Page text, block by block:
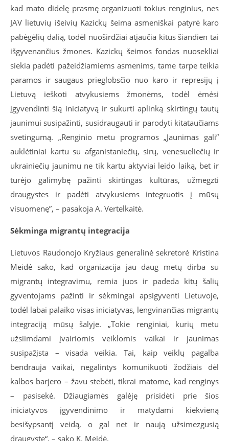
kad mato didelę prasmę organizuoti tokius renginius, nes
JAV lietuvių išeivių Kazickų šeima asmeniškai patyrė karo
pabėgėlių dalią, todėl nuoširdžiai atjaučia kitus šiandien tai
išgyvenančius žmones. Kazickų šeimos fondas nuosekliai
siekia padėti pažeidžiamiems asmenims, tame tarpe teikia
paramos ir saugaus prieglobsčio nuo karo ir represijų į
Lietuvą ieškoti atvykusiems žmonėms, todėl ėmėsi
įgyvendinti šią iniciatyvą ir sukurti aplinką skirtingų tautų
jaunimui susipažinti, susidraugauti ir parodyti kitataučiams
svetingumą. „Renginio metu programos „Jaunimas gali”
auklėtiniai kartu su afganistaniečių, sirų, venesueliečių ir
ukrainiečių jaunimu ne tik kartu aktyviai leido laiką, bet ir
turėjo galimybę pažinti skirtingas kultūras, užmegzti
draugystes ir padėti atvykusiems integruotis į mūsų
visuomenę”, – pasakoja A. Vertelkaitė.
Sėkminga migrantų integracija
Lietuvos Raudonojo Kryžiaus generalinė sekretorė Kristina
Meidė sako, kad organizacija jau daug metų dirba su
migrantų integravimu, remia juos ir padeda kitų šalių
gyventojams pažinti ir sėkmingai apsigyventi Lietuvoje,
todėl labai palaiko visas iniciatyvas, lengvinančias migrantų
integraciją mūsų šalyje. „Tokie renginiai, kurių metu
užsiimdami įvairiomis veiklomis vaikai ir jaunimas
susipažįsta – visada veikia. Tai, kaip veiklų pagalba
bendrauja vaikai, negalintys komunikuoti žodžiais dėl
kalbos barjero – žavu stebėti, tikrai matome, kad renginys
– pasisekė. Džiaugiamės galėję prisidėti prie šios
iniciatyvos įgyvendinimo ir matydami kiekvieną
besišypsantį veidą, o gal net ir naują užsimezgusią
draugystę“, – sako K. Meidė.